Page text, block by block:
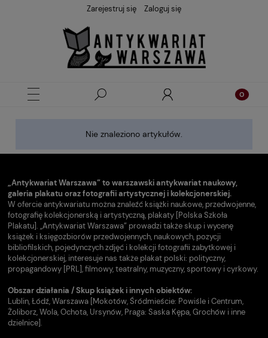
Zarejestruj się Zaloguj się
Nie znaleziono artykułów.
„Antykwariat Warszawa” to warszawski antykwariat naukowy,
galeria plakatu oraz fotografii artystycznej i kolekcjonerskiej.
W ofercie antykwariatu można znaleźć książki naukowe, przedwojenne,
fotografię kolekcjonerską i artystyczną, plakaty [Polska Szkoła
Plakatu]. „Antykwariat Warszawa” prowadzi także skup i wycenę
książek i księgozbiorów przedwojennych, naukowych, pozycji
bibliofilskich, pojedynczych zdjęć i kolekcji fotografii zabytkowej i
kolekcjonerskiej, interesuje nas także plakat polski: polityczny,
propagandowy [PRL], filmowy, teatralny, muzyczny, sportowy i cyrkowy.
Obszar działania / Skup książek i innych obiektów:
Lublin, Łódź, Warszawa [Mokotów, Śródmieście: Powiśle i Centrum,
Żoliborz, Wola, Ochota, Ursynów, Praga: Saska Kępa, Grochów i inne
dzielnice].